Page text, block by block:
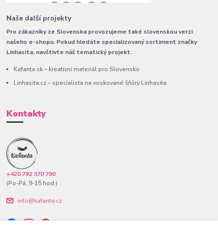
Naše další projekty
Pro zákazníky ze Slovenska provozujeme také slovenskou verzi
našeho e-shopu. Pokud hledáte specializovaný sortiment značky
Linhasita, navštivte náš tematický projekt.
Kafanta.sk – kreativní materiál pro Slovensko
Linhasita.cz – specialista na voskované šňůry Linhasita
Kontakty
+420 792 370 790
(Po-Pá, 9-15 hod.)
info@kafanta.cz